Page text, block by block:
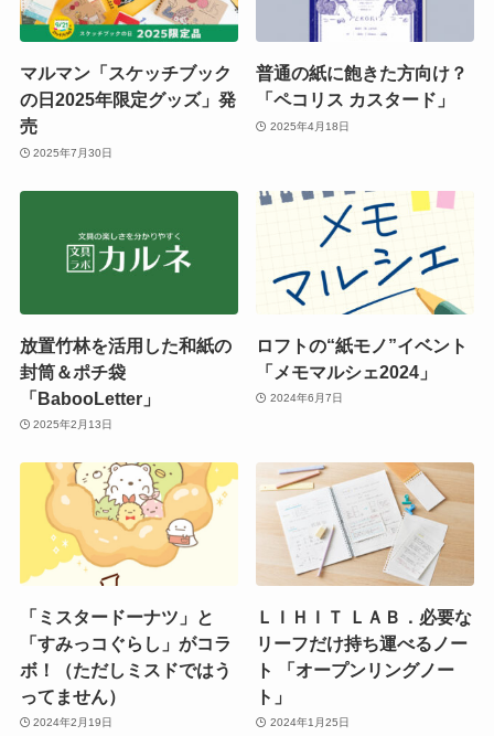
マルマン「スケッチブック
の日2025年限定グッズ」発
売
2025年7月30日
普通の紙に飽きた方向け？
「ペコリス カスタード」
2025年4月18日
放置竹林を活用した和紙の
封筒＆ポチ袋
「BabooLetter」
2025年2月13日
ロフトの“紙モノ”イベント
「メモマルシェ2024」
2024年6月7日
「ミスタードーナツ」と
「すみっコぐらし」がコラ
ボ！（ただしミスドではう
ってません）
2024年2月19日
ＬＩＨＩＴ ＬＡＢ．必要な
リーフだけ持ち運べるノー
ト 「オープンリングノー
ト」
2024年1月25日